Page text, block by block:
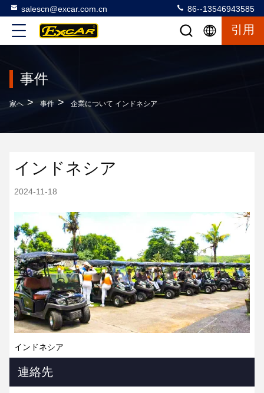
salescn@excar.com.cn 86--13546943585
引用
事件
家へ > 事件 > 企業について インドネシア
インドネシア
2024-11-18
インドネシア
連絡先